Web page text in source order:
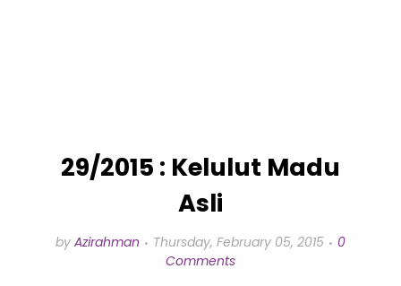
29/2015 : Kelulut Madu
Asli
by Azirahman Thursday, February 05, 2015
0
Comments